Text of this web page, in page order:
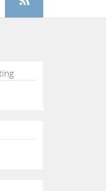
|注册